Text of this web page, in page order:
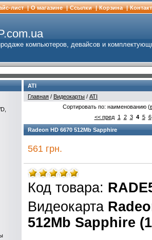
лист | О магазине | Cсылки | Корзина |
компьютеров, девайсов и
ATI
Главная / Видеокарты / ATI
Сортировать по: наименованию (
<< пред
1 2 3 4 5 6
Radeon HD 6670 512Mb Sapphire
561 грн.
Код товара:
Видеокарта
512Mb Sapphire